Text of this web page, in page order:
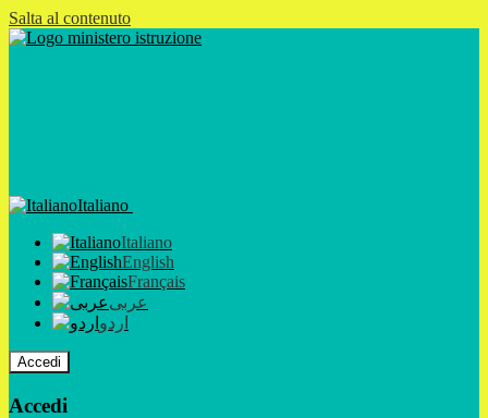
Salta al contenuto
Italiano
Italiano
English
Français
عربى
اردو
Accedi
Accedi